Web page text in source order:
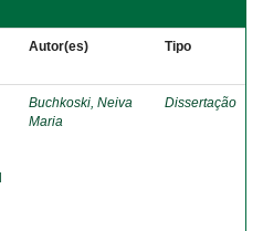
Autor(es) Tipo
Buchkoski, Neiva
Maria
Dissertação